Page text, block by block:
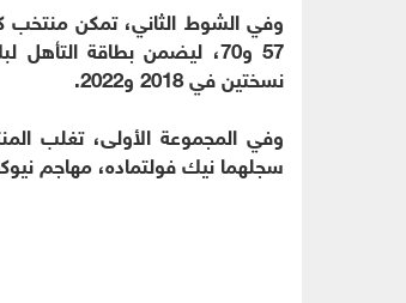
وفي الشوط الثاني، تمكن منتخب
57 و70، ليضمن بطاقة
نسختين في 2018 و2022.
وفي المجموعة الأولى، تغلب
سجلهما نيك فولتماده، مهاجم نيوكاسل